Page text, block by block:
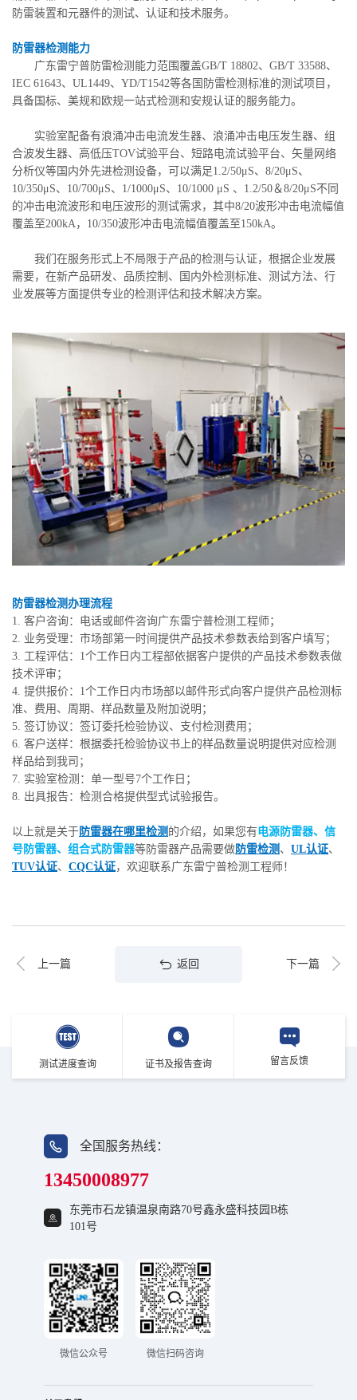
防雷装置和元器件的测试、认证和技术服务。
防雷器检测能力
广东雷宁普防雷检测能力范围覆盖GB/T 18802、GB/T 33588、
IEC 61643、UL1449、YD/T1542等各国防雷检测标准的测试项目，
具备国标、美规和欧规一站式检测和安规认证的服务能力。
实验室配备有浪涌冲击电流发生器、浪涌冲击电压发生器、组
合波发生器、高低压TOV试验平台、短路电流试验平台、矢量网络
分析仪等国内外先进检测设备，可以满足1.2/50μS、8/20μS、
10/350μS、10/700μS、1/1000μS、10/1000 μS 、1.2/50＆8/20μS不同
的冲击电流波形和电压波形的测试需求，其中8/20波形冲击电流幅值
覆盖至200kA，10/350波形冲击电流幅值覆盖至150kA。
我们在服务形式上不局限于产品的检测与认证，根据企业发展
需要，在新产品研发、品质控制、国内外检测标准、测试方法、行
业发展等方面提供专业的检测评估和技术解决方案。
防雷器检测办理流程
1. 客户咨询：电话或邮件咨询广东雷宁普检测工程师；
2. 业务受理：市场部第一时间提供产品技术参数表给到客户填写；
3. 工程评估：1个工作日内工程部依据客户提供的产品技术参数表做
技术评审；
4. 提供报价：1个工作日内市场部以邮件形式向客户提供产品检测标
准、费用、周期、样品数量及附加说明；
5. 签订协议：签订委托检验协议、支付检测费用；
6. 客户送样：根据委托检验协议书上的样品数量说明提供对应检测
样品给到我司；
7. 实验室检测：单一型号7个工作日；
8. 出具报告：检测合格提供型式试验报告。
以上就是关于防雷器在哪里检测 的介绍，如果您有电源防雷器、信
号防雷器、组合式防雷器等防雷器产品需要做防雷检测 、 UL认证、
TUV认证、 CQC认证，欢迎联系广东雷宁普检测工程师！
上一篇 返回 下一篇
测试进度查询 证书及报告查询 留言反馈
全国服务热线：
13450008977
东莞市石龙镇温泉南路70号鑫永盛科技园B栋
101号
微信公众号 微信扫码咨询